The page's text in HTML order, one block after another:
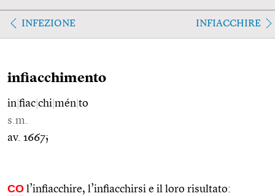
INFEZIONE INFIACCHIRE
infiacchimento
in fiac chi mén to
s.m.
av. 1667;
CO l’infiacchire, l’infiacchirsi e il loro risultato: